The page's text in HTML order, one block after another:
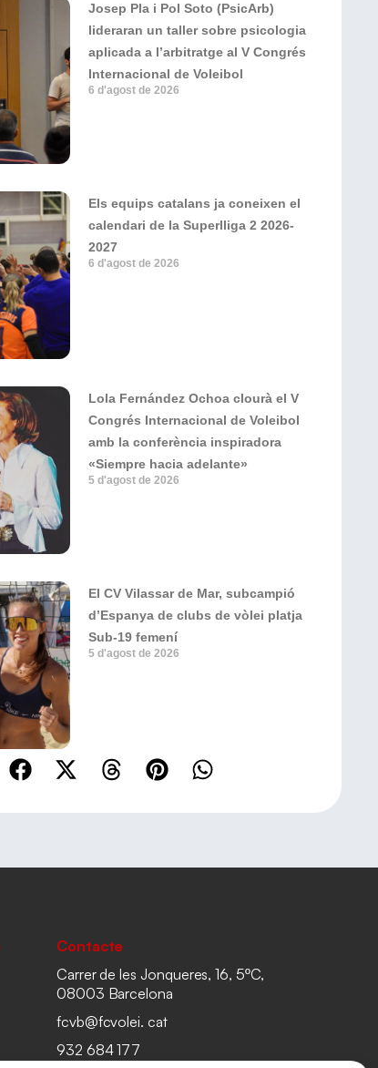
Josep Pla i Pol Soto (PsicArb)
lideraran un taller sobre psicologia
aplicada a l’arbitratge al V Congrés
Internacional de Voleibol
6 d'agost de 2026
Els equips catalans ja coneixen el
calendari de la Superlliga 2 2026-
2027
6 d'agost de 2026
Lola Fernández Ochoa clourà el V
Congrés Internacional de Voleibol
amb la conferència inspiradora
«Siempre hacia adelante»
5 d'agost de 2026
El CV Vilassar de Mar, subcampió
d’Espanya de clubs de vòlei platja
Sub-19 femení
5 d'agost de 2026
Contacte
Carrer de les Jonqueres, 16, 5ºC,
08003 Barcelona
fcvb@fcvolei. cat
932 684 177